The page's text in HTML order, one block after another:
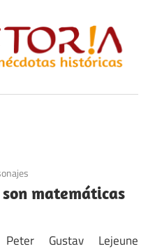
matemáticas
Peter Gustav Lejeune